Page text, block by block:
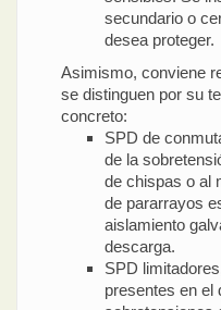
secundario o
desea proteger.
Asimismo, conviene
se distinguen por su
concreto:
SPD de
de la
de chispas o al
de pararrayos
aislamiento
descarga.
SPD
presentes en el